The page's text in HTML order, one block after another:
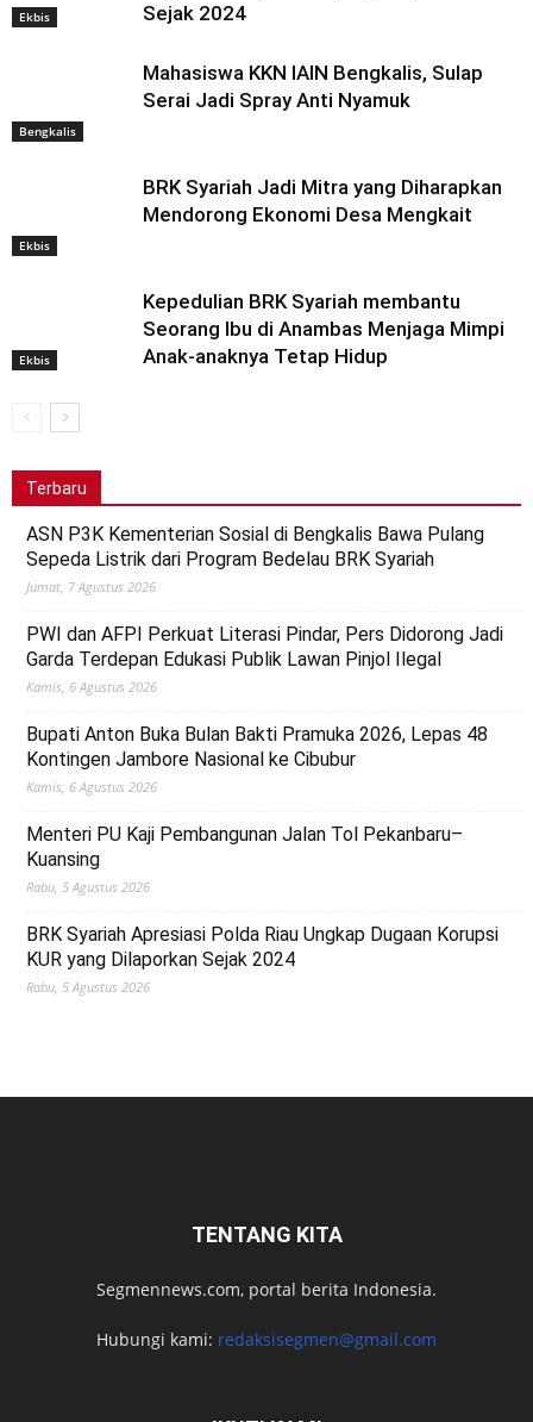
Ekbis
Sejak 2024
Bengkalis
Mahasiswa KKN IAIN Bengkalis, Sulap
Serai Jadi Spray Anti Nyamuk
Ekbis
BRK Syariah Jadi Mitra yang Diharapkan
Mendorong Ekonomi Desa Mengkait
Ekbis
Kepedulian BRK Syariah membantu
Seorang Ibu di Anambas Menjaga Mimpi
Anak-anaknya Tetap Hidup
Terbaru
ASN P3K Kementerian Sosial di Bengkalis Bawa Pulang
Sepeda Listrik dari Program Bedelau BRK Syariah
Jumat, 7 Agustus 2026
PWI dan AFPI Perkuat Literasi Pindar, Pers Didorong Jadi
Garda Terdepan Edukasi Publik Lawan Pinjol Ilegal
Kamis, 6 Agustus 2026
Bupati Anton Buka Bulan Bakti Pramuka 2026, Lepas 48
Kontingen Jambore Nasional ke Cibubur
Kamis, 6 Agustus 2026
Menteri PU Kaji Pembangunan Jalan Tol Pekanbaru–
Kuansing
Rabu, 5 Agustus 2026
BRK Syariah Apresiasi Polda Riau Ungkap Dugaan Korupsi
KUR yang Dilaporkan Sejak 2024
Rabu, 5 Agustus 2026
TENTANG KITA
Segmennews.com, portal berita Indonesia.
Hubungi kami: redaksisegmen@gmail.com